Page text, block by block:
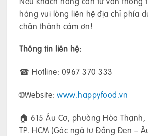
hàng vui lòng liên hệ địa chỉ phía
chân thành cảm ơn!
Thông tin liên hệ:
☎ Hotline: 0967 370 333
🌐Website: www.happyfood.vn
🏠 615 Âu Cơ, phường Hòa Thạnh,
TP. HCM (Góc ngã tư Đồng Đen –